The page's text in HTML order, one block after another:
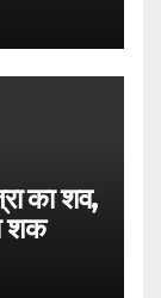
का शव,
शक